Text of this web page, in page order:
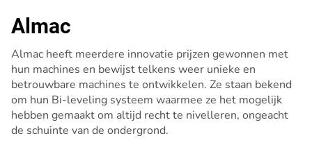
Almac
Almac heeft meerdere innovatie prijzen gewonnen met
hun machines en bewijst telkens weer unieke en
betrouwbare machines te ontwikkelen. Ze staan bekend
om hun Bi-leveling systeem waarmee ze het mogelijk
hebben gemaakt om altijd recht te nivelleren, ongeacht
de schuinte van de ondergrond.